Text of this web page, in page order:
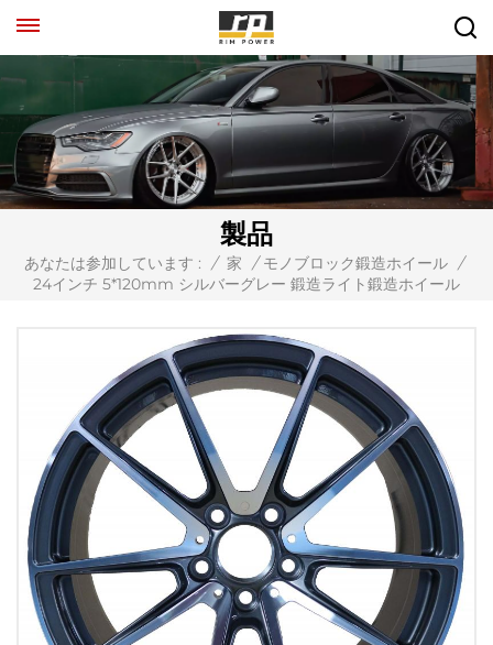
製品
あなたは参加しています : / 家 / モノブロック鍛造ホイール /
24インチ 5*120mm シルバーグレー 鍛造ライト鍛造ホイール